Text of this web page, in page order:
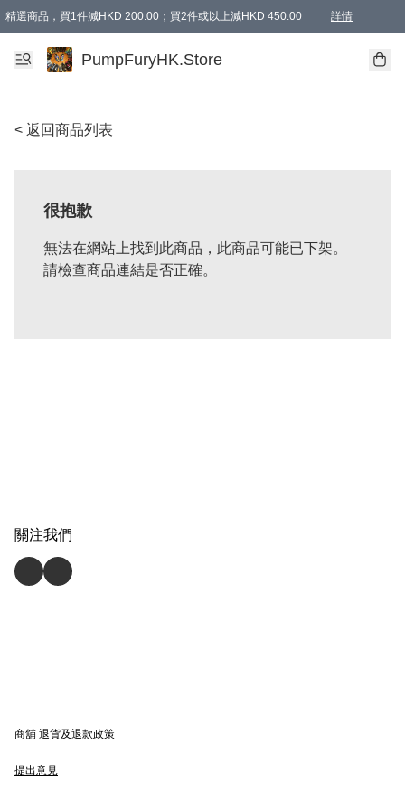
精選商品，買1件減HKD 200.00；買2件或以上減HKD 450.00 詳情
AAPE商品,會員專享9折或以上（按會員等級）AAPE products, members can
精選商品，任選買2件或以上減HKD 100.00
購物滿 HKD 800.00即享免運費優惠！（適用於 特定的送貨方式 )
PumpFuryHK.Store
< 返回商品列表
很抱歉
無法在網站上找到此商品，此商品可能已下架。
請檢查商品連結是否正確。
關注我們
商舖 退貨及退款政策
提出意見